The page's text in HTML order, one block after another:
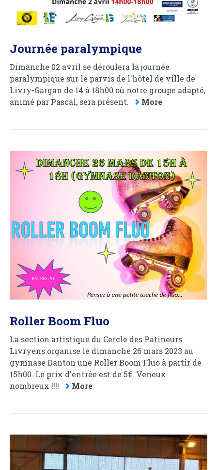
Journée paralympique
Dimanche 02 avril se déroulera la journée
paralympique sur le parvis de l'hôtel de ville de
Livry-Gargan de 14 à 18h00 où notre groupe adapté,
animé par Pascal, sera présent.
More
Roller Boom Fluo
La section artistique du Cercle des Patineurs
Livryens organise le dimanche 26 mars 2023 au
gymnase Danton une Roller Boom Fluo à partir de
15h00. Le prix d'entrée est de 5€. Veneux
nombreux !!!!
More